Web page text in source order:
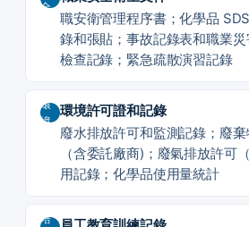
全
職安衛管理程序書；化學品
錄和張貼；事故記錄表和職業
檢查記錄；緊急疏散演習記錄
環
境
環境許可證和記錄
廢水排放許可和監測記錄；廢
（含委託廠商)；廢氣排放許可
用記錄；化學品使用量統計
培